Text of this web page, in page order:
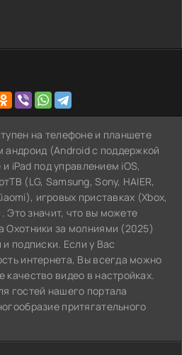
на телефоне и планшете
андроид (Android с поддержкой
и iPad под управлением iOS,
(LG, Samsung, Sony, HAIER,
игровых приставках (Xbox,
Это значит, что вы можете
Охотники за молниями (2025)
подписки. Если у Вас
интернета, Вы всегда можно
качество видео в настройках.
гостей нашего портала
притягательного